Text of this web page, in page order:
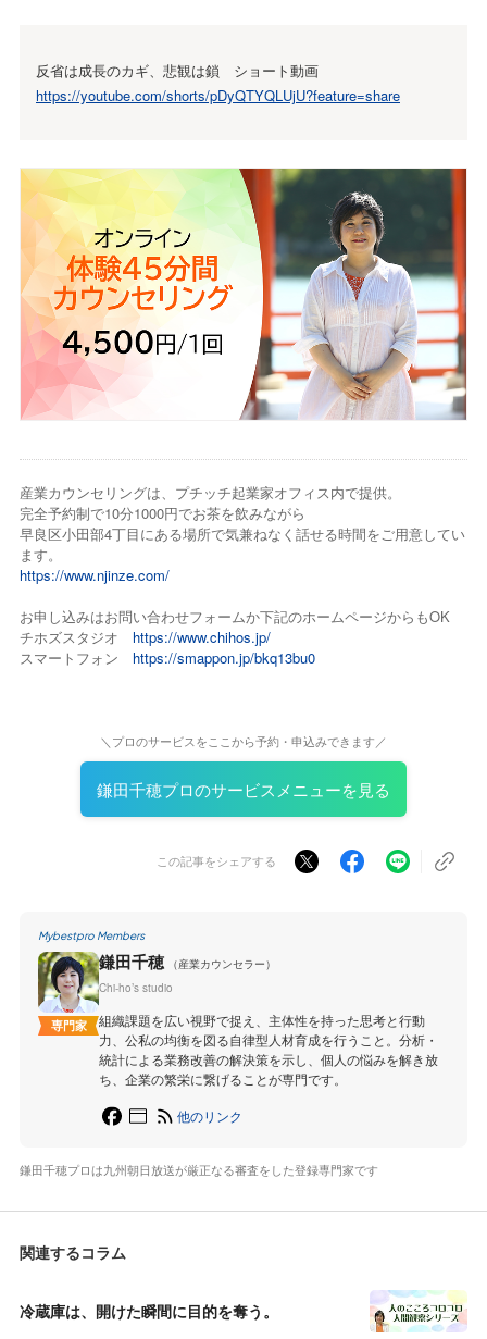
反省は成長のカギ、悲観は鎖 ショート動画
https://youtube.com/shorts/pDyQTYQLUjU?feature=share
産業カウンセリングは、プチッチ起業家オフィス内で提供。
完全予約制で10分1000円でお茶を飲みながら
早良区小田部4丁目にある場所で気兼ねなく話せる時間をご用意してい
ます。
https://www.njinze.com/
お申し込みはお問い合わせフォームか下記のホームページからもOK
チホズスタジオ https://www.chihos.jp/
スマートフォン https://smappon.jp/bkq13bu0
＼プロのサービスをここから予約・申込みできます／
鎌田千穂プロのサービスメニューを見る
この記事をシェアする
Mybestpro Members
専門家
鎌田千穂
（産業カウンセラー）
Chi-ho’s studio
組織課題を広い視野で捉え、主体性を持った思考と行動
力、公私の均衡を図る自律型人材育成を行うこと。分析・
統計による業務改善の解決策を示し、個人の悩みを解き放
ち、企業の繁栄に繋げることが専門です。
他のリンク
鎌田千穂プロは九州朝日放送が厳正なる審査をした登録専門家です
関連するコラム
冷蔵庫は、開けた瞬間に目的を奪う。